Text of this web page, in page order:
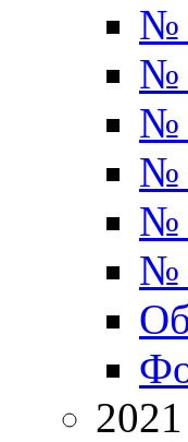
№
№
№
№
№
№
2021